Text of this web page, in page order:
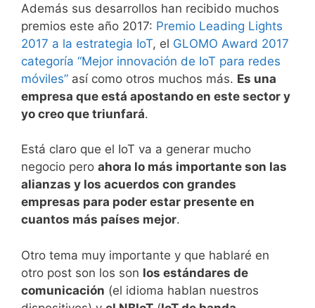
Además sus desarrollos han recibido muchos
premios este año 2017: Premio Leading Lights
2017 a la estrategia IoT, el GLOMO Award 2017
categoría “Mejor innovación de IoT para redes
móviles” así como otros muchos más. Es una
empresa que está apostando en este sector y
yo creo que triunfará.
Está claro que el IoT va a generar mucho
negocio pero ahora lo más importante son las
alianzas y los acuerdos con grandes
empresas para poder estar presente en
cuantos más países mejor.
Otro tema muy importante y que hablaré en
otro post son los son los estándares de
comunicación (el idioma hablan nuestros